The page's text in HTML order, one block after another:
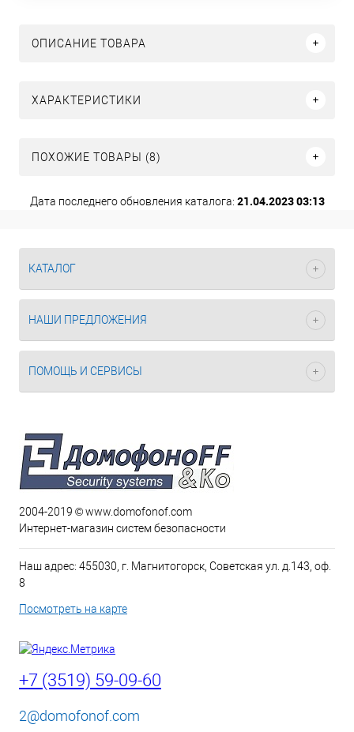
ОПИСАНИЕ ТОВАРА
ХАРАКТЕРИСТИКИ
ПОХОЖИЕ ТОВАРЫ (8)
Дата последнего обновления каталога: 21.04.2023 03:13
КАТАЛОГ
НАШИ ПРЕДЛОЖЕНИЯ
ПОМОЩЬ И СЕРВИСЫ
2004-2019 © www.domofonof.com
Интернет-магазин систем безопасности
Наш адрес: 455030, г. Магнитогорск, Советская ул. д.143, оф.
8
Посмотреть на карте
+7 (3519) 59-09-60
2@domofonof.com